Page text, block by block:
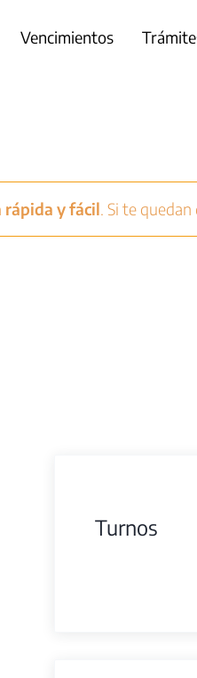
Vencimientos
rápida y fácil. Si te
Turnos